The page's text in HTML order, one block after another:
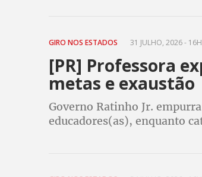
GIRO NOS ESTADOS 31 JULHO, 2026 -
[PR] Professora
metas e exaustão
Governo Ratinho Jr.
educadores(as), enquanto